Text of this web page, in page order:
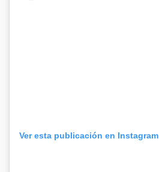
Ver esta publicación en Instagram